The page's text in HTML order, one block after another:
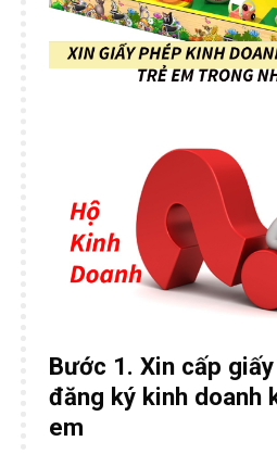
Bước 1. Xin cấp
đăng ký kinh doanh
em